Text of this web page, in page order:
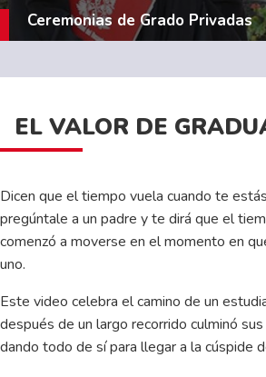
Ceremonias de Grado Privadas
EL VALOR DE
Dicen que el tiempo vuela cuando te
pregúntale a un padre y te dirá que el
comenzó a moverse en el momento en
uno.
Este video celebra el camino de un
después de un largo recorrido culminó
dando todo de sí para llegar a la cúspide